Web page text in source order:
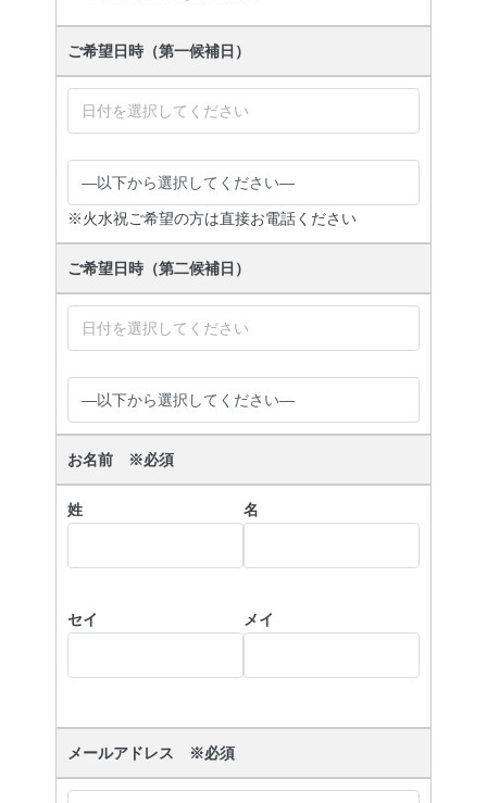
ご希望日時（第一候補日）
※火水祝ご希望の方は直接お電話ください
ご希望日時（第二候補日）
お名前 ※必須
姓 名
セイ メイ
メールアドレス ※必須